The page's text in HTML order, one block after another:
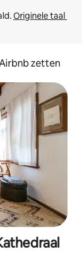
Originele taal
zetten